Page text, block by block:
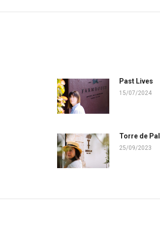
Past Lives
15/07/2024
Torre de
25/09/2023